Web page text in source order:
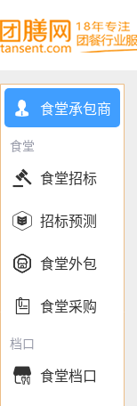
 食堂承包商
食堂
 食堂招标
 招标预测
 食堂外包
 食堂采购
档口
 食堂档口